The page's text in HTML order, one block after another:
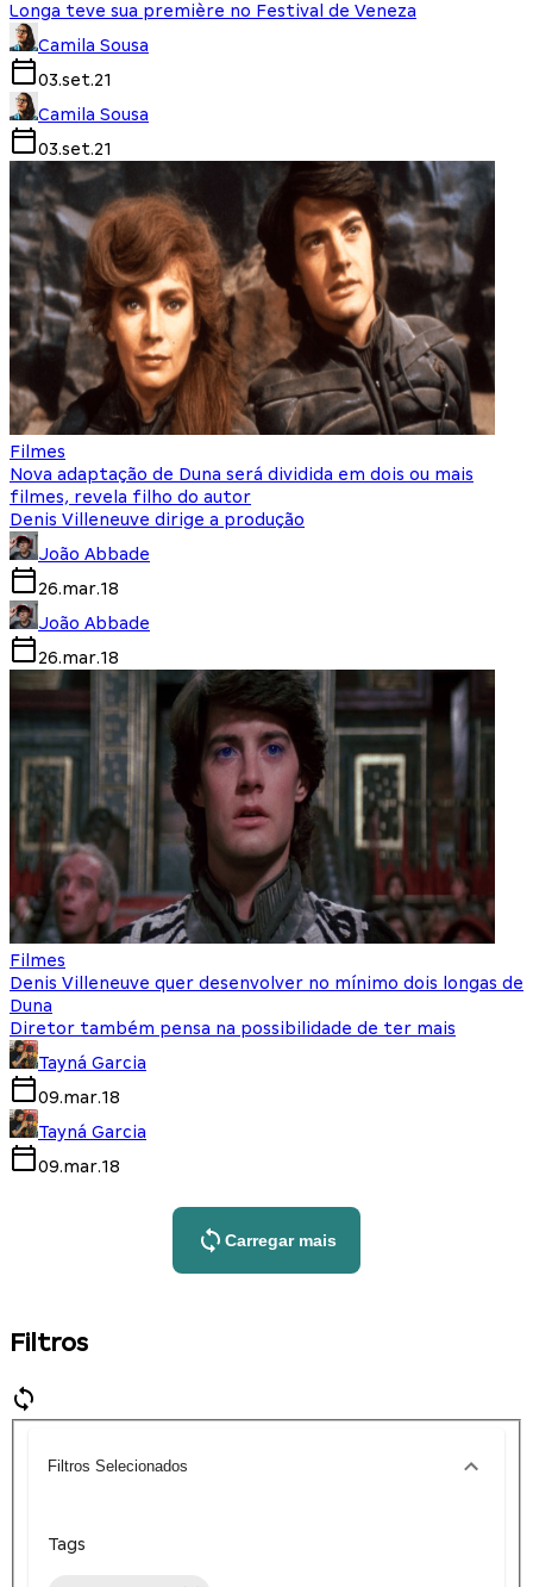
Longa teve sua première no Festival de Veneza
Camila Sousa
03.set.21
Camila Sousa
03.set.21
Filmes
Nova adaptação de Duna será dividida em dois ou mais
filmes, revela filho do autor
Denis Villeneuve dirige a produção
João Abbade
26.mar.18
João Abbade
26.mar.18
Filmes
Denis Villeneuve quer desenvolver no mínimo dois longas de
Duna
Diretor também pensa na possibilidade de ter mais
Tayná Garcia
09.mar.18
Tayná Garcia
09.mar.18
Carregar mais
Filtros
Filtros Selecionados
Tags